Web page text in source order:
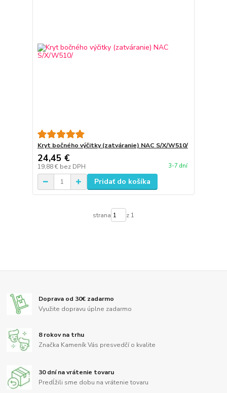
Kryt bočného výčitky (zatváranie) NAC S/X/W510/
24,45 €
19,88 € bez DPH 3-7 dní
Pridať do košíka
strana z 1
Doprava od 30€ zadarmo
Využite dopravu úplne zadarmo
8 rokov na trhu
Značka Kameník Vás presvedčí o kvalite
30 dní na vrátenie tovaru
Predĺžili sme dobu na vrátenie tovaru